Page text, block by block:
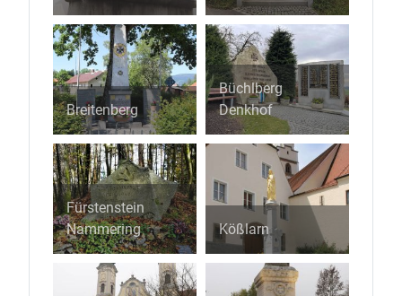
Breitenberg
Büchlberg
Denkhof
Fürstenstein
Nammering
Kößlarn